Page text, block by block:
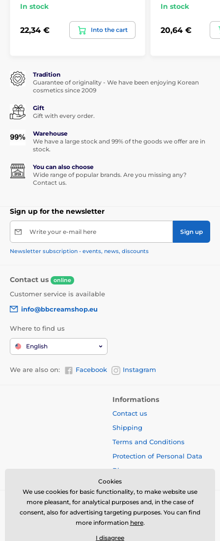
In stock
22,34 € Into the cart
In stock
20,64 €
Tradition
Guarantee of originality - We have been enjoying Korean
cosmetics since 2009
Gift
Gift with every order.
Warehouse
We have a large stock and 99% of the goods we offer are in
stock.
You can also choose
Wide range of popular brands. Are you missing any?
Contact us.
Sign up for the newsletter
Write your e-mail here Sign up
Newsletter subscription - events, news, discounts
Contact us online
Customer service is available
info@bbcreamshop.eu
Where to find us
English
We are also on: Facebook Instagram
Informations
Contact us
Shipping
Terms and Conditions
Protection of Personal Data
Blog
Cookies
We use cookies for basic functionality, to make website use
more pleasant, for analytical purposes and, in the case of
consent, also for advertising targeting purposes. You can find
more information here.
I disagree